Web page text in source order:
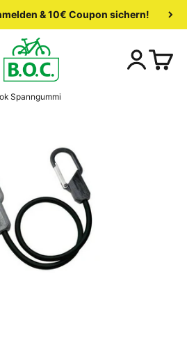
& 10€ Coupon sichern!
Spanngummi